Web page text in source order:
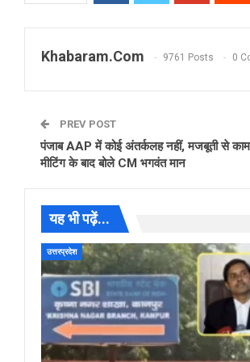
Khabaram.Com 9761 Posts 0
PREV POST
पंजाब AAP में कोई अंतर्कलह नहीं, मजबूती से
मीटिंग के बाद बोले CM भगवंत मान
यह भी पढ़ें...
उत्तरप्रदेश